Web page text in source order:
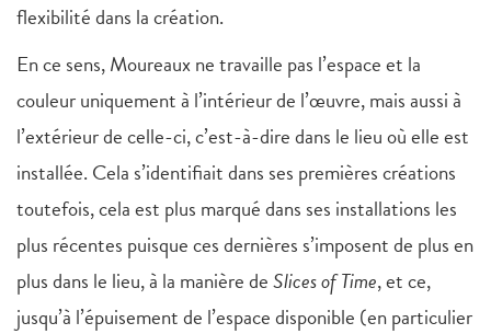
flexibilité dans la création.
En ce sens, Moureaux ne travaille pas l’espace et la
couleur uniquement à l’intérieur de l’œuvre, mais aussi à
l’extérieur de celle-ci, c’est-à-dire dans le lieu où elle est
installée. Cela s’identifiait dans ses premières créations
toutefois, cela est plus marqué dans ses installations les
plus récentes puisque ces dernières s’imposent de plus en
plus dans le lieu, à la manière deSlices of Time, et ce,
jusqu’à l’épuisement de l’espace disponible (en particulier